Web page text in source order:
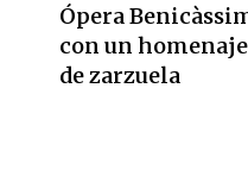
Ópera
con un
de zarzuela